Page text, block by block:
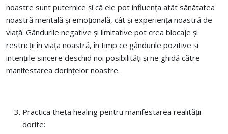
noastre sunt puternice și că ele pot influența atât sănătatea
noastră mentală și emoțională, cât și experiența noastră de
viață. Gândurile negative și limitative pot crea blocaje și
restricții în viața noastră, în timp ce gândurile pozitive și
intențiile sincere deschid noi posibilități și ne ghidă către
manifestarea dorințelor noastre.
Practica theta healing pentru manifestarea realității
dorite: